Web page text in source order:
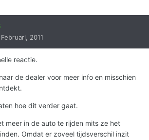
2011
reactie.
de dealer voor meer info en misschien
hoe dit verder gaat.
meer in de auto te rijden mits ze het
Omdat er zoveel tijdsverschil inzit